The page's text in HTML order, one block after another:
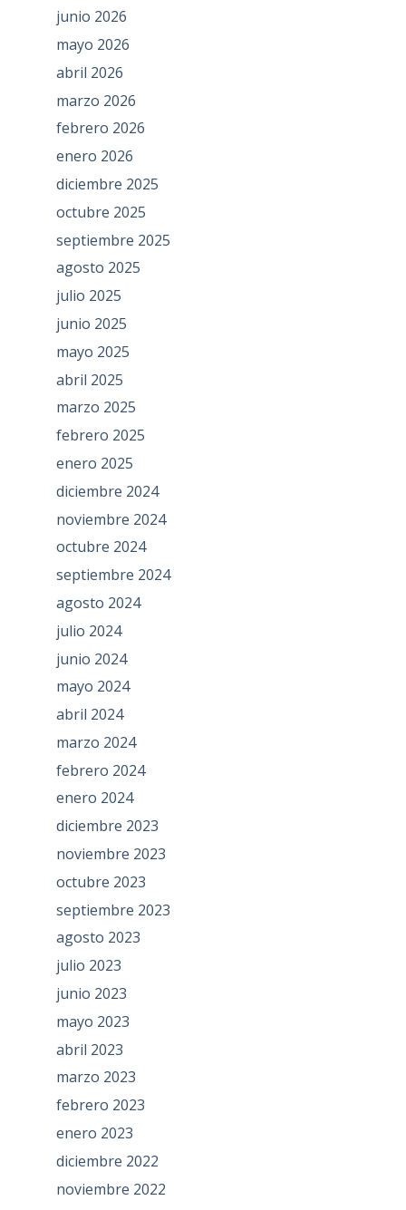
junio 2026
mayo 2026
abril 2026
marzo 2026
febrero 2026
enero 2026
diciembre 2025
octubre 2025
septiembre 2025
agosto 2025
julio 2025
junio 2025
mayo 2025
abril 2025
marzo 2025
febrero 2025
enero 2025
diciembre 2024
noviembre 2024
octubre 2024
septiembre 2024
agosto 2024
julio 2024
junio 2024
mayo 2024
abril 2024
marzo 2024
febrero 2024
enero 2024
diciembre 2023
noviembre 2023
octubre 2023
septiembre 2023
agosto 2023
julio 2023
junio 2023
mayo 2023
abril 2023
marzo 2023
febrero 2023
enero 2023
diciembre 2022
noviembre 2022